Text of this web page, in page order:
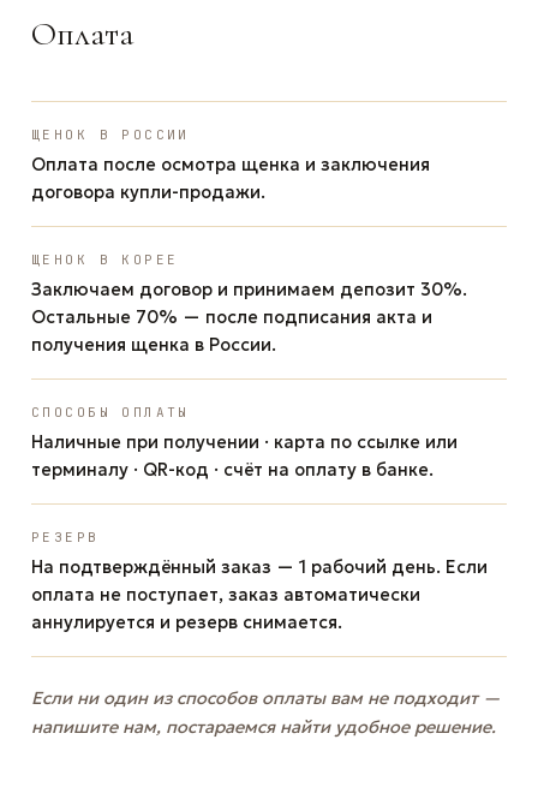
Оплата
ЩЕНОК В РОССИИ
Оплата после осмотра щенка и заключения
договора купли-продажи.
ЩЕНОК В КОРЕЕ
Заключаем договор и принимаем депозит 30%.
Остальные 70% — после подписания акта и
получения щенка в России.
СПОСОБЫ ОПЛАТЫ
Наличные при получении · карта по ссылке или
терминалу · QR-код · счёт на оплату в банке.
РЕЗЕРВ
На подтверждённый заказ — 1 рабочий день. Если
оплата не поступает, заказ автоматически
аннулируется и резерв снимается.
Если ни один из способов оплаты вам не подходит —
напишите нам, постараемся найти удобное решение.